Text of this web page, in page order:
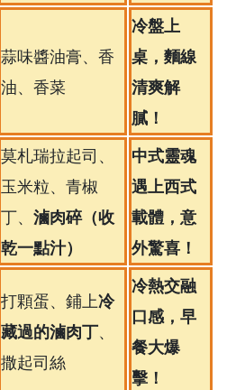
蒜味醬油膏、香
油、香菜
冷盤上
桌，麵線
清爽解
膩！
莫札瑞拉起司、
玉米粒、青椒
丁、 滷肉碎（收
乾一點汁）
中式靈魂
遇上西式
載體，意
外驚喜！
打顆蛋、鋪上冷
藏過的滷肉丁、
撒起司絲
冷熱交融
口感，早
餐大爆
擊！